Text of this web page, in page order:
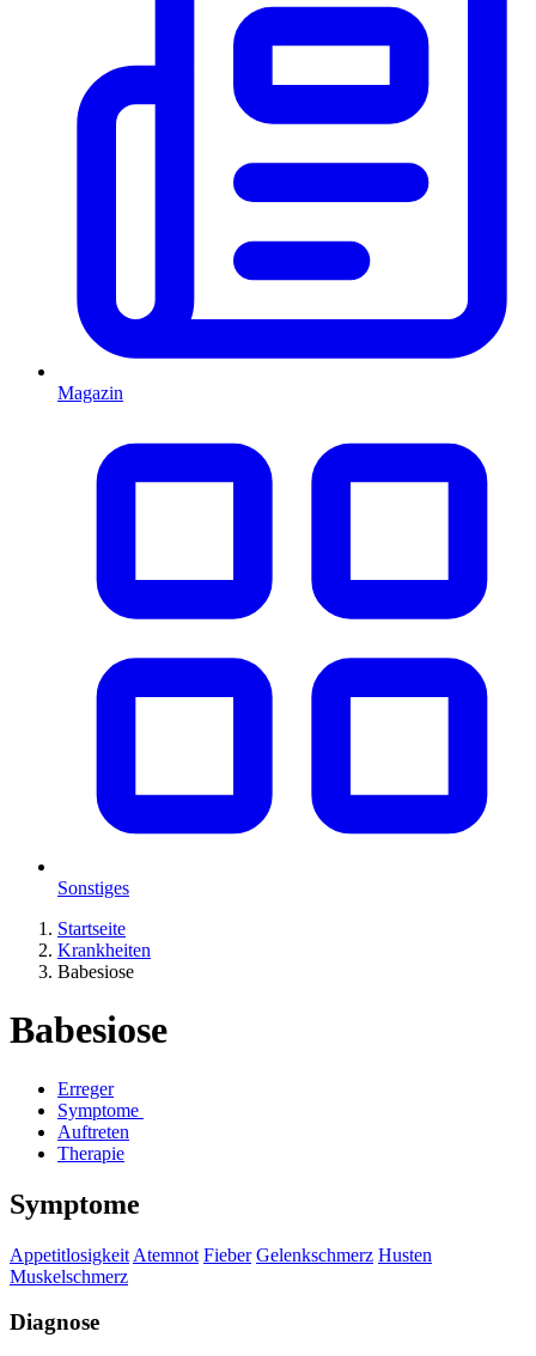
Magazin
Sonstiges
Startseite
Krankheiten
Babesiose
Babesiose
Erreger
Symptome
Auftreten
Therapie
Symptome
Appetitlosigkeit Atemnot Fieber Gelenkschmerz Husten
Muskelschmerz
Diagnose